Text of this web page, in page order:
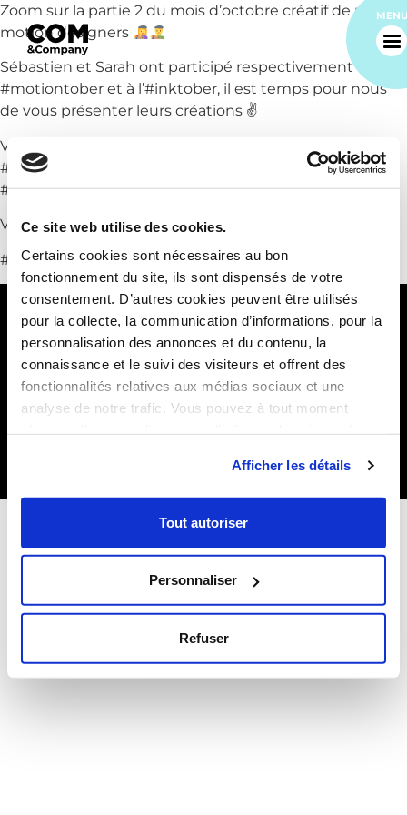
Ce site web utilise des cookies.
Certains cookies sont nécessaires au bon
fonctionnement du site, ils sont dispensés de votre
consentement. D’autres cookies peuvent être utilisés
pour la collecte, la communication d’informations, pour la
personnalisation des annonces et du contenu, la
connaissance et le suivi des visiteurs et offrent des
fonctionnalités relatives aux médias sociaux et une
analyse de notre trafic. Vous pouvez à tout moment
Afficher les détails
Tout autoriser
Personnaliser
Refuser
Notre agence
Nos métiers
Nos réalisations
Notre communauté
Contactez nous
Zoom sur la partie 2 du mois d’octobre créatif de nos
motion designers
Sébastien et Sarah ont participé respectivement au
#motiontober et à l’#inktober, il est temps pour nous
de vous présenter leurs créations ✌
Voici donc les créations de @sarahcatwo, qui a fait 1
#dessin à l’aquarelle par jour pendant 31 jours !
#inktober2022
Vous préférez quel oeuvre vous ?
#motiondesign #motiondesigner #artist #drawings
69 006 Lyon
Contact
Copyright 2021 – COM & Company – Mentions légales